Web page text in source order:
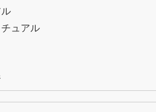
ュアル